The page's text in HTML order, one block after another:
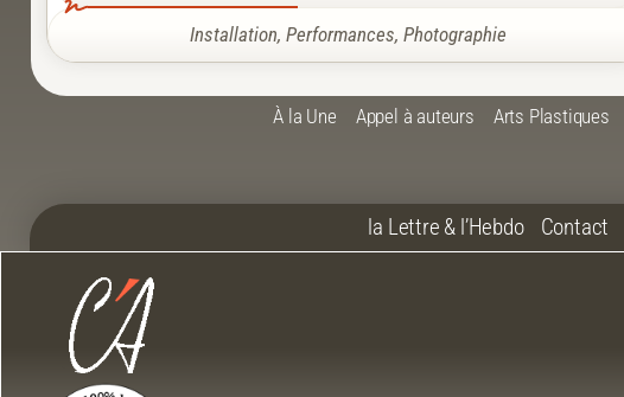
Installation, Performances, Photographie
À la Une Appel à auteurs Arts Plastiques
la Lettre & l’Hebdo Contact